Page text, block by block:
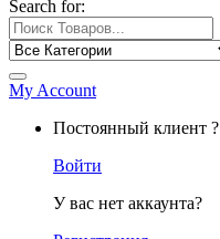
Search for:
My Account
Постоянный клиент ?
Войти
У вас нет аккаунта?